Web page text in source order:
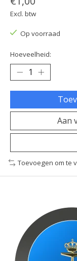
Excl. btw
Op voorraad
Hoeveelheid:
Aan
Toevoegen om te